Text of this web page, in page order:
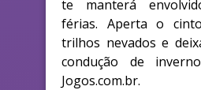
te manterá
férias. Aperta o
trilhos nevados e
condução de
Jogos.com.br.